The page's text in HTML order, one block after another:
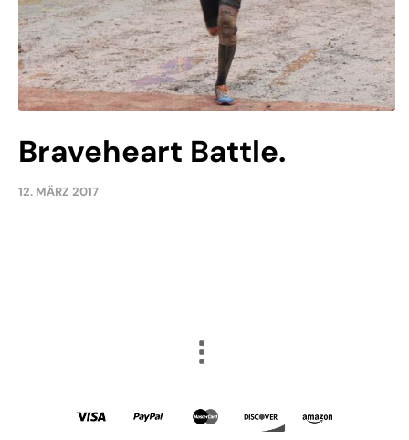
Braveheart Battle.
12. MÄRZ 2017